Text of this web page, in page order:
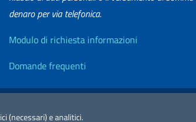
(necessari) e analitici.
denaro per via telefonica.
Info utili
Modulo di richiesta informazioni
Domande frequenti